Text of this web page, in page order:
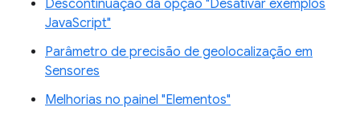
Descontinuação da opção "Desativar exemplos
JavaScript"
Parâmetro de precisão de geolocalização em
Sensores
Melhorias no painel "Elementos"